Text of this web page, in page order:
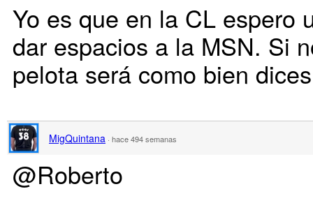
Yo es que en la CL espero
dar espacios a la MSN. Si
pelota será como bien
MigQuintana · hace 494 semanas
@Roberto